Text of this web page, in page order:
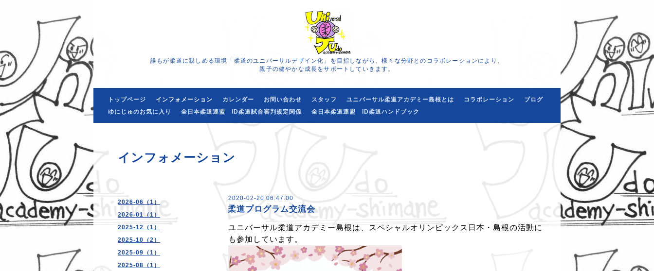
誰もが柔道に親しめる環境「柔道のユニバーサルデザイン化」を目指しながら、様々な分野とのコラボレーションにより、
親子の健やかな成長をサポートしていきます。
トップページ インフォメーション カレンダー お問い合わせ スタッフ ユニバーサル柔道アカデミー島根とは コラボレーション
ブログ
ゆにじゅのお気に入り
全日本柔道連盟 ID柔道試合審判規定関係 全日本柔道連盟 ID柔道ハンドブック
2026-06（1）
2026-01（1）
2025-12（1）
2025-10（2）
2025-09（1）
2025-08（1）
インフォメーション
2020-02-20 06:47:00
柔道プログラム交流会
ユニバーサル柔道アカデミー島根は、スペシャルオリンピックス日本・島根の活動に
も参加しています。